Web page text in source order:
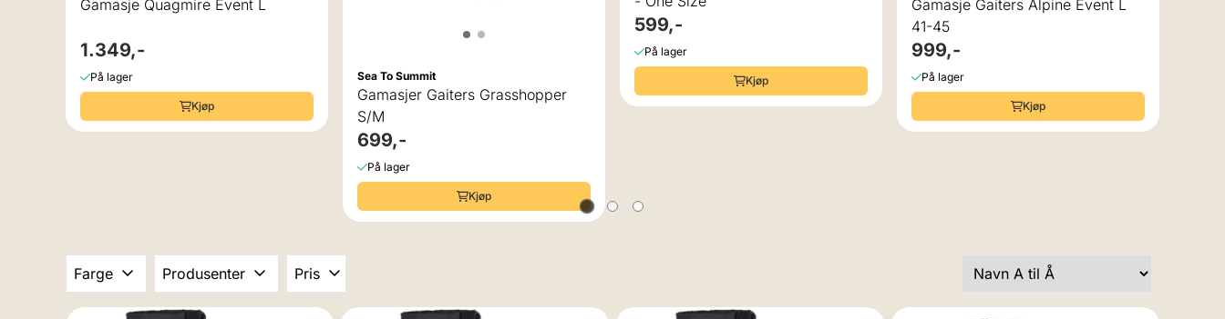
Gamasje Quagmire Event L
1.349,-
På lager
Kjøp
Sea To Summit
Gamasjer Gaiters Grasshopper
S/M
699,-
På lager
Kjøp
599,-
På lager
Kjøp
Gamasje Gaiters Alpine Event L
41-45
999,-
På lager
Kjøp
Farge Produsenter Pris